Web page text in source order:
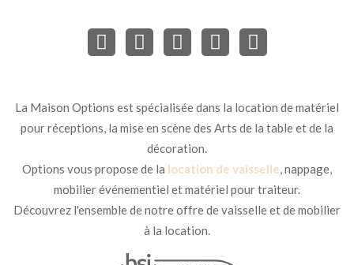
La Maison Options est spécialisée dans la location de matériel
pour réceptions, la mise en scène des Arts de la table et de la
décoration.
Options vous propose de la location de vaisselle, nappage,
mobilier événementiel et matériel pour traiteur.
Découvrez l'ensemble de notre offre de vaisselle et de mobilier
à la location.